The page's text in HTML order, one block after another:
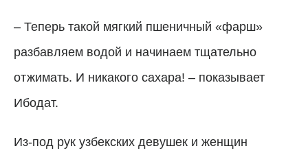
– Теперь такой мягкий пшеничный «фарш»
разбавляем водой и начинаем тщательно
отжимать. И никакого сахара! – показывает
Ибодат.
Из-под рук узбекских девушек и женщин